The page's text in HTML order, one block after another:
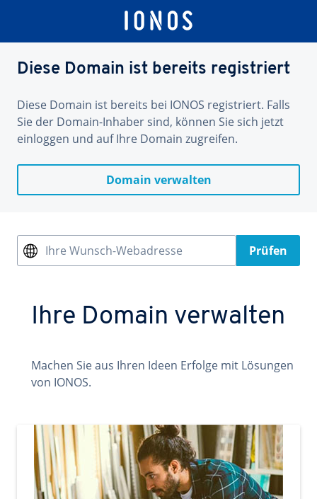
Diese Domain ist bereits registriert
Diese Domain ist bereits bei IONOS registriert. Falls
Sie der Domain-Inhaber sind, können Sie sich jetzt
einloggen und auf Ihre Domain zugreifen.
Domain verwalten
Ihre Wunsch-Webadresse Prüfen
Ihre Domain verwalten
Machen Sie aus Ihren Ideen Erfolge mit Lösungen
von IONOS.